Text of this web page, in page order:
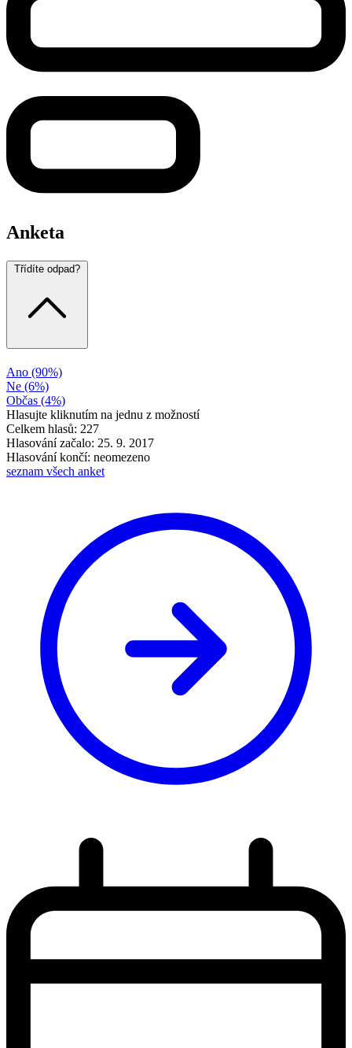
Anketa
Třídíte odpad?
Ano (90%)
Ne (6%)
Občas (4%)
Hlasujte kliknutím na jednu z možností
Celkem hlasů: 227
Hlasování začalo: 25. 9. 2017
Hlasování končí: neomezeno
seznam všech anket